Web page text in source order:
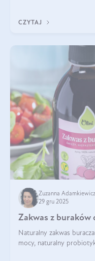
CZYTAJ
Zuzanna
29 gru 2025
Zakwas z buraków
Naturalny zakwas
mocy, naturalny